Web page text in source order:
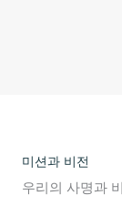
미션과 비전
우리의 사명과